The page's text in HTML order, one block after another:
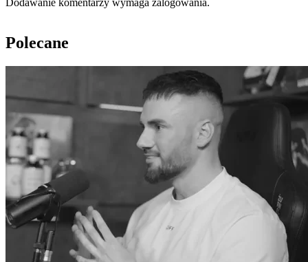
Dodawanie komentarzy wymaga zalogowania.
Polecane